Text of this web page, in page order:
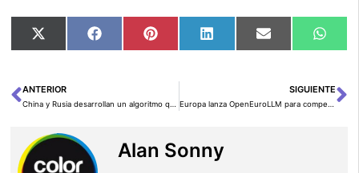
Compartir
en
X
(Twitter)
Compartir
en
FacebookCompartir
en
PinterestCompartir
en
LinkedInCompartir
en
Email
en
Ant
ANTERIOR SIGUIENTE
Alan Sonny